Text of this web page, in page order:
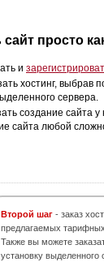
просто
и
хостинг, выбрав
сервера.
создание сайта
сайта любой
Второй шаг - заказ
предлагаемых
Также вы можете
установку выделенного